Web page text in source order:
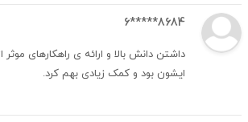
8684*****6
داشتن دانش بالا و ارائه ی راهکارهای
ایشون بود و کمک زیادی بهم کرد.